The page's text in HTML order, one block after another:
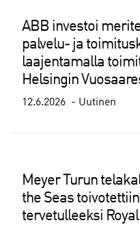
ABB investoi
palvelu- ja
laajentamalla
Helsingin
12.6.2026 Uutinen
Meyer Turun
the Seas
tervetulleeksi